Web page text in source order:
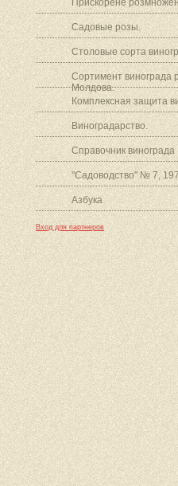
Прискорене
Садовые розы.
Столовые сорта
Сортимент винограда
Молдова.
Комплексная защита
Виноградарство.
Справочник
"Садоводство" № 7,
Азбука
Вход для партнеров